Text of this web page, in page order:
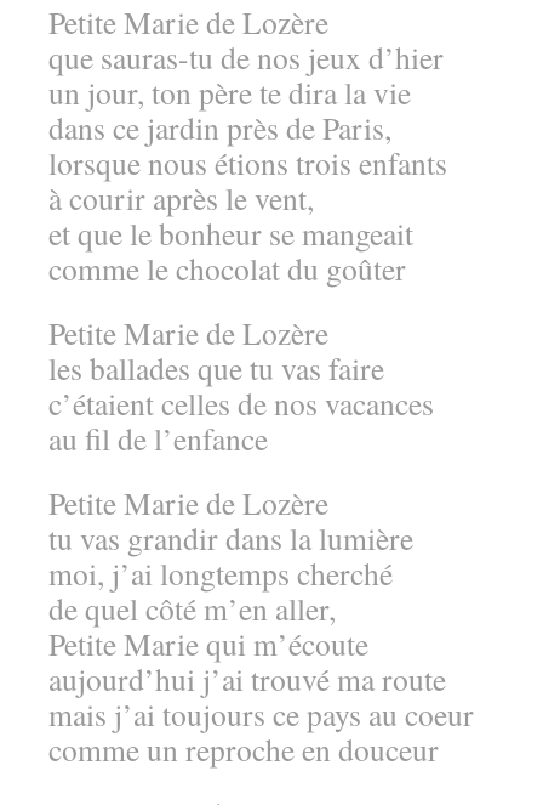
Petite Marie de Lozère
que sauras-tu de nos jeux d’hier
un jour, ton père te dira la vie
dans ce jardin près de Paris,
lorsque nous étions trois enfants
à courir après le vent,
et que le bonheur se mangeait
comme le chocolat du goûter
Petite Marie de Lozère
les ballades que tu vas faire
c’étaient celles de nos vacances
au fil de l’enfance
Petite Marie de Lozère
tu vas grandir dans la lumière
moi, j’ai longtemps cherché
de quel côté m’en aller,
Petite Marie qui m’écoute
aujourd’hui j’ai trouvé ma route
mais j’ai toujours ce pays au coeur
comme un reproche en douceur